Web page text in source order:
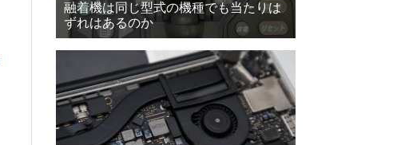
融着機は同じ型式の機種でも当たりは
ずれはあるのか